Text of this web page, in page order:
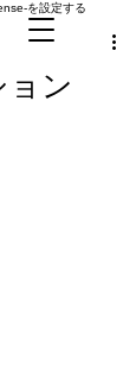
を設定する
ョン